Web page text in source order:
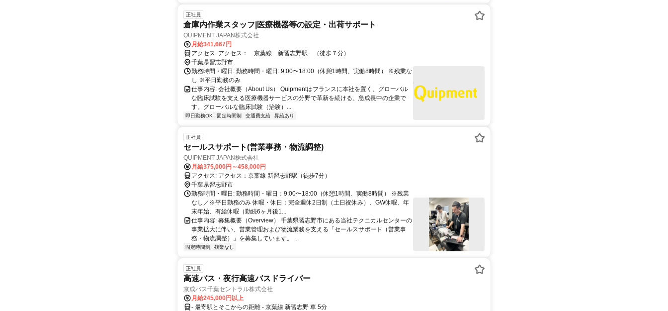
正社員
倉庫内作業スタッフ|医療機器等の設定・出荷サポート
QUIPMENT JAPAN株式会社
月給341,667円
アクセス: アクセス： 京葉線 新習志野駅 （徒歩７分）
千葉県習志野市
勤務時間・曜日: 勤務時間・曜日: 9:00〜18:00（休憩1時間、実働8時間） ※残業な
し ※平日勤務のみ
仕事内容: 会社概要（About Us） Quipmentはフランスに本社を置く、グローバル
な臨床試験を支える医療機器サービスの分野で革新を続ける、急成長中の企業で
す。グローバルな臨床試験（治験）...
即日勤務OK 固定時間制 交通費支給 昇給あり
正社員
セールスサポート(営業事務・物流調整)
QUIPMENT JAPAN株式会社
月給375,000円～458,000円
アクセス: アクセス：京葉線 新習志野駅（徒歩7分）
千葉県習志野市
勤務時間・曜日: 勤務時間・曜日：9:00〜18:00（休憩1時間、実働8時間） ※残業
なし／※平日勤務のみ 休暇・休日：完全週休2日制（土日祝休み）、GW休暇、年
末年始、有給休暇（勤続6ヶ月後1...
仕事内容: 募集概要（Overview） 千葉県習志野市にある当社テクニカルセンターの
事業拡大に伴い、営業管理および物流業務を支える「セールスサポート（営業事
務・物流調整）」を募集しています。 ...
固定時間制 残業なし
正社員
高速バス・夜行高速バスドライバー
京成バス千葉セントラル株式会社
月給245,000円以上
- 最寄駅とそこからの距離 - 京葉線 新習志野 車 5分